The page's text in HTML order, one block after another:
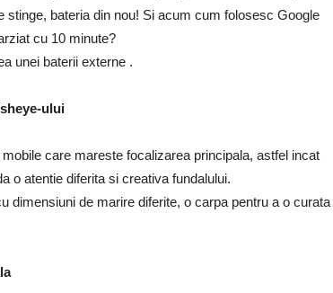
bateria din nou! Si acum cum folosesc Google
cu 10 minute?
unei baterii externe .
ului
care mareste focalizarea principala, astfel incat
o atentie diferita si creativa fundalului.
dimensiuni de marire diferite, o carpa pentru a o curata